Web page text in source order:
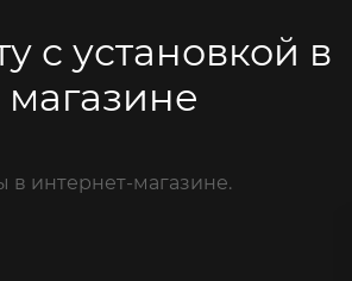
с установкой в
в интернет-магазине.